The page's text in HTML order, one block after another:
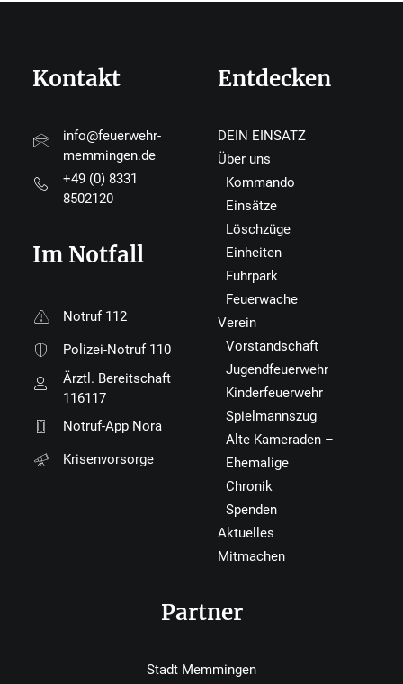
Kontakt
info@feuerwehr-
memmingen.de
+49 (0) 8331
8502120
Im Notfall
Notruf 112
Polizei-Notruf 110
Ärztl. Bereitschaft
116117
Notruf-App Nora
Krisenvorsorge
Entdecken
DEIN EINSATZ
Über uns
Kommando
Einsätze
Löschzüge
Einheiten
Fuhrpark
Feuerwache
Verein
Vorstandschaft
Jugendfeuerwehr
Kinderfeuerwehr
Spielmannszug
Alte Kameraden –
Ehemalige
Chronik
Spenden
Aktuelles
Mitmachen
Partner
Stadt Memmingen